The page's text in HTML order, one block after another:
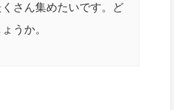
さん集めたいです。ど
うか。